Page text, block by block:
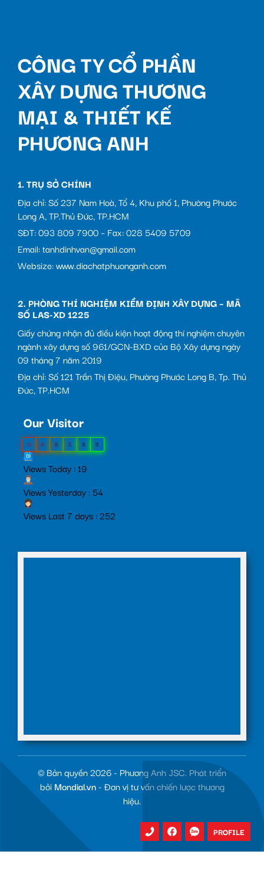
CÔNG TY CỔ PHẦN
XÂY DỰNG THƯƠNG
MẠI & THIẾT KẾ
PHƯƠNG ANH
1. TRỤ SỞ CHÍNH
Địa chỉ: Số 237 Nam Hoà, Tổ 4, Khu phố 1, Phường Phước
Long A, TP.Thủ Đức, TP.HCM
SĐT: 093 809 7900 – Fax: 028 5409 5709
Email: tanhdinhvan@gmail.com
Websize: www.diachatphuonganh.com
2. PHÒNG THÍ NGHIỆM KIỂM ĐỊNH XÂY DỰNG – MÃ
SỐ LAS-XD 1225
Giấy chứng nhận đủ điều kiện hoạt động thí nghiệm chuyên
ngành xây dựng số 961/GCN-BXD của Bộ Xây dựng ngày
09 tháng 7 năm 2019
Địa chỉ: Số 121 Trần Thị Điệu, Phường Phước Long B, Tp. Thủ
Đức, TP.HCM
Our Visitor
0 0 8 5 9 9
Views Today : 19
Views Yesterday : 54
Views Last 7 days : 252
© Bản quyền 2026 - Phương Anh JSC. Phát triển
bởi Mondial.vn- Đơn vị tư vấn chiến lược thương
hiệu.
PROFILE